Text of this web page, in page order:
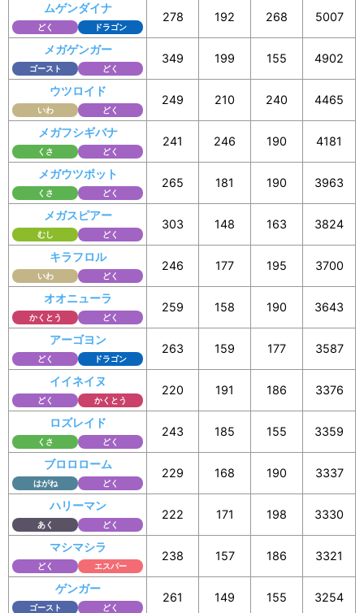
ムゲンダイナ
どく ドラゴン
278 192 268 5007
メガゲンガー
ゴースト どく
349 199 155 4902
ウツロイド
いわ どく
249 210 240 4465
メガフシギバナ
くさ どく
241 246 190 4181
メガウツボット
くさ どく
265 181 190 3963
メガスピアー
むし どく
303 148 163 3824
キラフロル
いわ どく
246 177 195 3700
オオニューラ
かくとう どく
259 158 190 3643
アーゴヨン
どく ドラゴン
263 159 177 3587
イイネイヌ
どく かくとう
220 191 186 3376
ロズレイド
くさ どく
243 185 155 3359
ブロロローム
はがね どく
229 168 190 3337
ハリーマン
あく どく
222 171 198 3330
マシマシラ
どく エスパー
238 157 186 3321
ゲンガー
ゴースト どく
261 149 155 3254